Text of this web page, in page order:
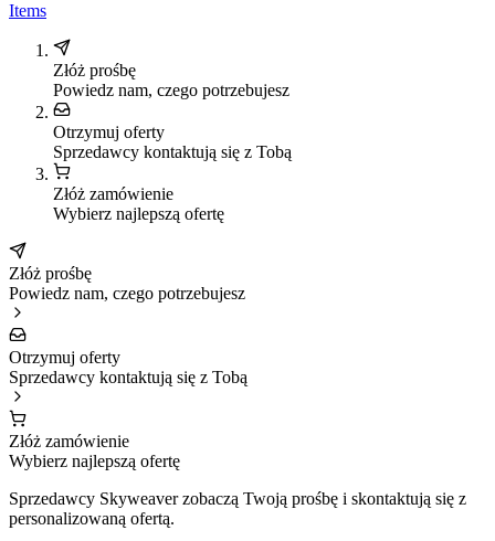
Items
Złóż prośbę
Powiedz nam, czego potrzebujesz
Otrzymuj oferty
Sprzedawcy kontaktują się z Tobą
Złóż zamówienie
Wybierz najlepszą ofertę
Złóż prośbę
Powiedz nam, czego potrzebujesz
Otrzymuj oferty
Sprzedawcy kontaktują się z Tobą
Złóż zamówienie
Wybierz najlepszą ofertę
Sprzedawcy Skyweaver zobaczą Twoją prośbę i skontaktują się z
personalizowaną ofertą.